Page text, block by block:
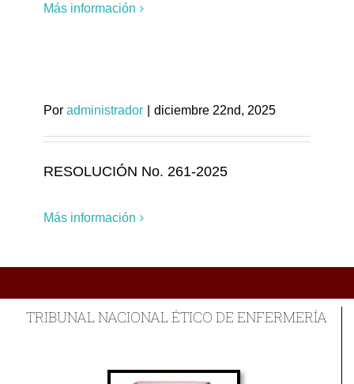
Más información
Por administrador diciembre 22nd, 2025
RESOLUCIÓN No. 261-2025
Más información
TRIBUNAL NACIONAL ÉTICO DE ENFERMERÍA